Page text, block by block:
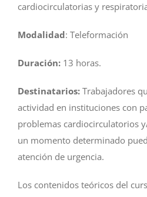
cardiocirculatorias y
Modalidad: Teleformación
Duración: 13 horas.
Destinatarios: Trabajadores
actividad en instituciones con
problemas cardiocirculatorios
un momento determinado
atención de urgencia.
Los contenidos teóricos del